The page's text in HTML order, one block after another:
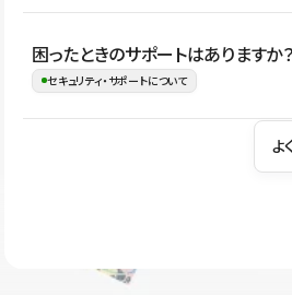
ながらレイアウトに影響を与えずに更新
す。
Studioでは、公開サイトやサービスを安
の暗号化、データ保護、アクセス管理
はSSL/TLSによる通信暗号化に対応し
困ったときのサポートはありますか？
セキュリティ・サポートについて
操作方法や機能については、ヘルプセ
ユーザー同士で質問・相談できるコミュ
よ